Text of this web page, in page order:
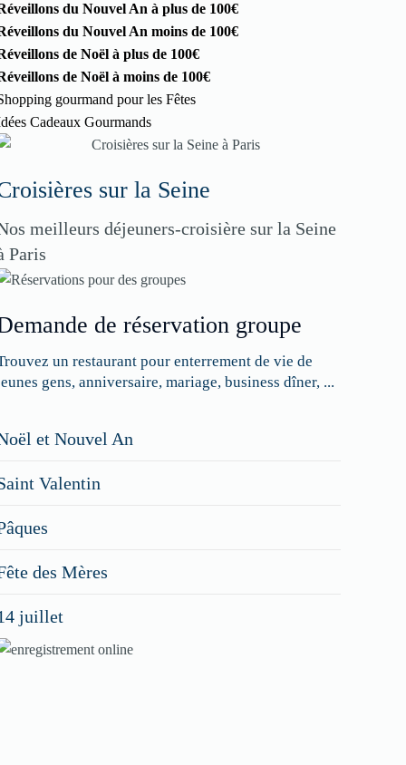
du Nouvel An à plus de 100€
du Nouvel An moins de 100€
de Noël à plus de 100€
de Noël à moins de 100€
gourmand pour les Fêtes
Cadeaux Gourmands
sur la Seine
meilleurs déjeuners-croisière sur la Seine
Paris
de réservation groupe
un restaurant pour enterrement de vie de
gens, anniversaire, mariage, business dîner, ...
figurer
vos
spéciaux
dans
nos
et Nouvel An
Valentin
des Mères
juillet